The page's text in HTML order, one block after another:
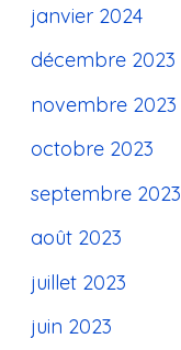
janvier 2024
décembre 2023
novembre 2023
octobre 2023
septembre 2023
août 2023
juillet 2023
juin 2023